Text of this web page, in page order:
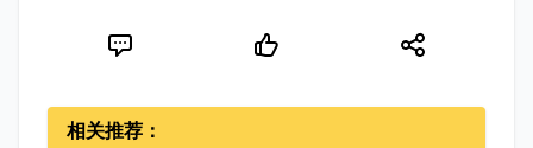
相关推荐：